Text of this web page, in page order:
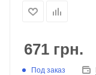
671 грн.
Под заказ